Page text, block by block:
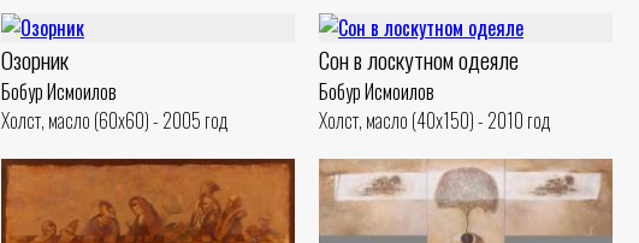
Озорник
Бобур Исмоилов
Холст, масло (60x60) - 2005 год
Сон в лоскутном одеяле
Бобур Исмоилов
Холст, масло (40x150) - 2010 год